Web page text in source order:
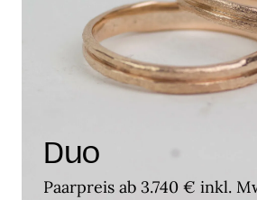
Duo
Paarpreis ab 3.740 € inkl.